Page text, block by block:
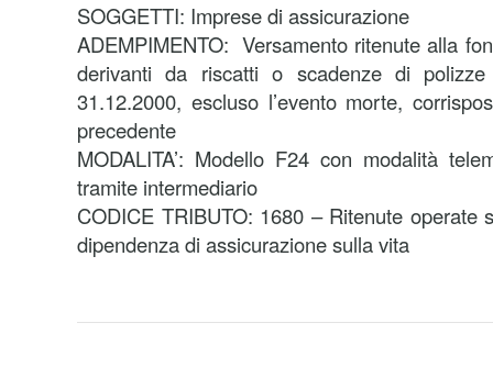
SOGGETTI: Imprese di assicurazione
ADEMPIMENTO: Versamento ritenute alla
derivanti da riscatti o scadenze di
31.12.2000, escluso l’evento morte,
precedente
MODALITA’: Modello F24 con modalità
tramite intermediario
CODICE TRIBUTO: 1680 – Ritenute operate
dipendenza di assicurazione sulla vita